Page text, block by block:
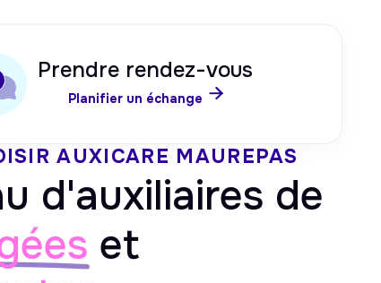
Prendre rendez-vous
Planifier un échange 
AUXICARE MAUREPAS
d'auxiliaires de
et